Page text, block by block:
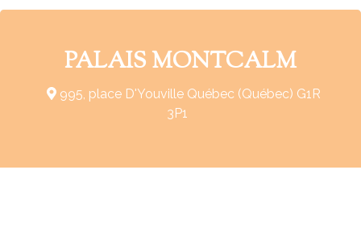
PALAIS MONTCALM
995, place D'Youville Québec (Québec) G1R
3P1